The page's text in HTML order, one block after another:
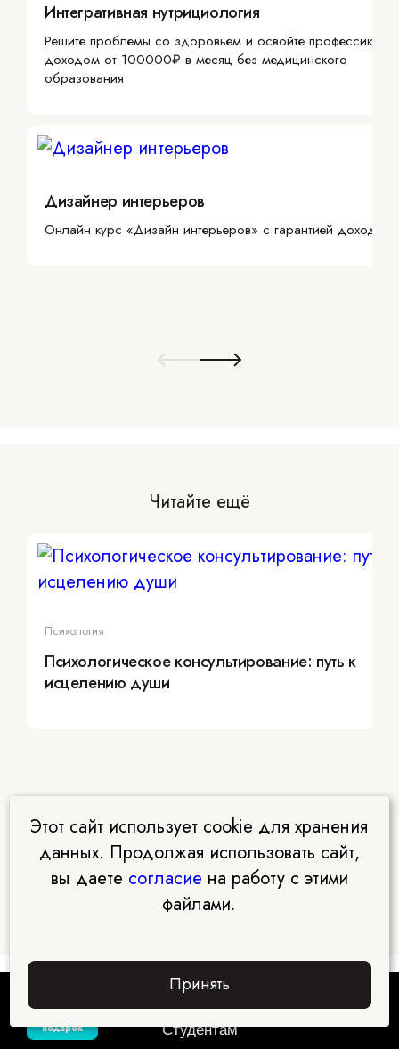
подарок
Интегративная нутрициология
Решите проблемы со здоровьем и освойте профессию с
доходом от 100000₽ в месяц без медицинского
образования
Дизайнер интерьеров
Онлайн курс «Дизайн интерьеров» с гарантией дохода
Читайте ещё
Психология
Психологическое консультирование: путь к
исцелению души
Студентам
Этот сайт использует cookie для хранения
данных. Продолжая использовать сайт,
вы даете согласие на работу с этими
файлами.
Принять